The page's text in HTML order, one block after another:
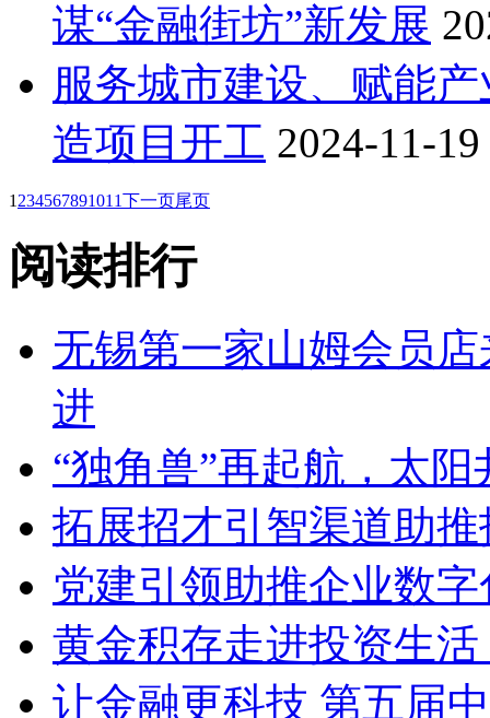
谋“金融街坊”新发展
服务城市建设、赋能
造项目开工 2024-11-19
1 234567891011下一页尾页
阅读排行
无锡第一家山姆会员
进
“独角兽”再起航，太
拓展招才引智渠道助
党建引领助推企业数
黄金积存走进投资生
让金融更科技 第五届